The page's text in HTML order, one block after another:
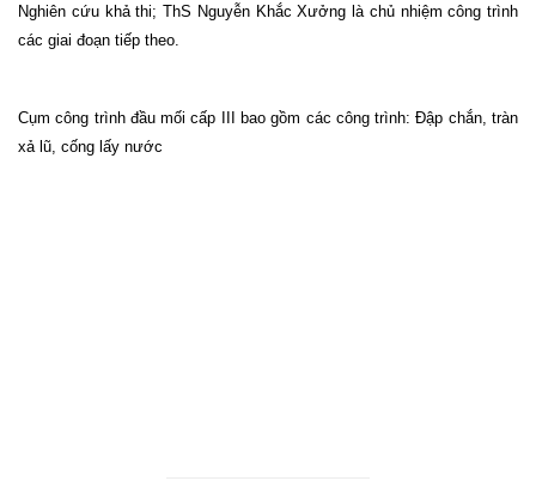
Nghiên cứu khả thi; ThS Nguyễn Khắc Xưởng là chủ nhiệm công trình
các giai đoạn tiếp theo.
Cụm công trình đầu mối cấp III bao gồm các công trình: Đập chắn, tràn
xả lũ, cống lấy nước